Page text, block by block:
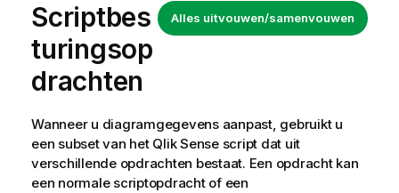
Alles uitvouwen/samenvouwen
Scriptbes
turingsop
drachten
Wanneer u diagramgegevens aanpast, gebruikt u
een subset van het Qlik Sensescript dat uit
verschillende opdrachten bestaat. Een opdracht kan
een normale scriptopdracht of een